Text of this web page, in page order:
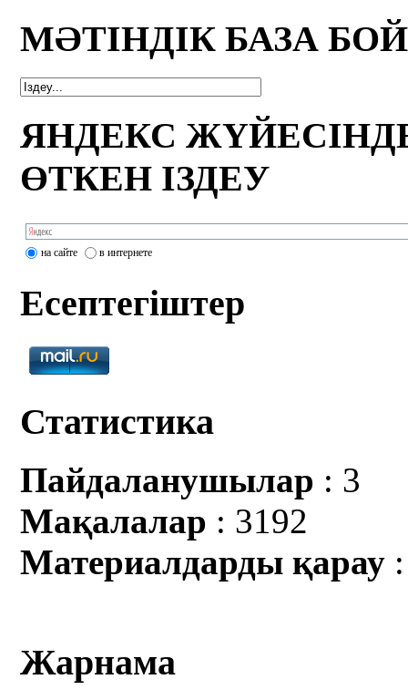
МӘТІНДІК БАЗА
ЯНДЕКС
ӨТКЕН ІЗДЕУ
на сайте в интернете
Есептегіштер
Статистика
Пайдаланушылар : 3
Мақалалар : 3192
Материалдарды қарау
Жарнама